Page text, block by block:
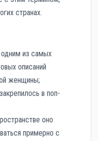
странах.
из самых
описаний
женщины;
в поп-
оно
примерно с